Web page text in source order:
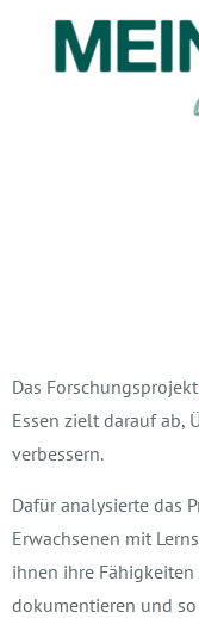
Das Forschungsprojekt
Essen zielt darauf ab,
verbessern.
Dafür analysierte das
Erwachsenen mit
ihnen ihre
dokumentieren und